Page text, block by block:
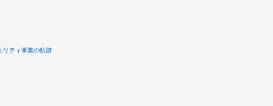
リティ事業の軌跡